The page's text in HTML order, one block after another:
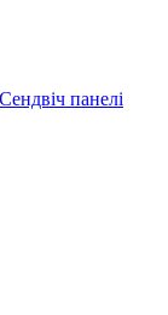
Сендвіч панелі